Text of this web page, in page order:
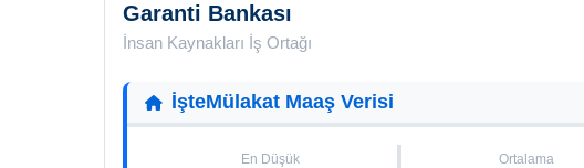
Garanti Bankası
İnsan Kaynakları İş Ortağı
İşteMülakat Maaş Verisi
En Düşük Ortalama